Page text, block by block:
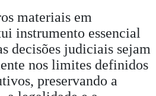
materiais em
instrumento essencial
decisões judiciais sejam
nos limites definidos
preservando a